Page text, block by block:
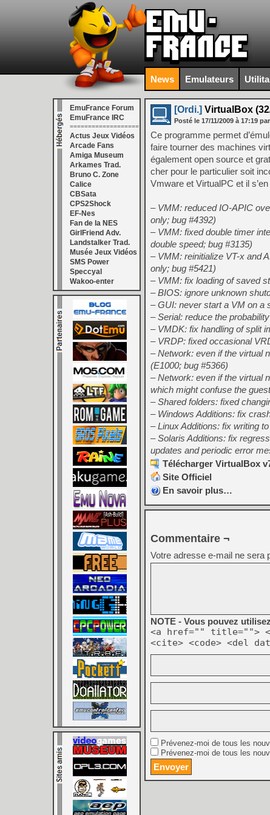
News Emulateurs
EmuFrance Forum
EmuFrance IRC
===================
Actus Jeux Vidéos
Arcade Fans
Amiga Museum
Arkames Trad.
Bruno C. Zone
Calice
CBSata
CPS2Shock
EF-Nes
Fan de la NES
GirlFriend Adv.
Landstalker Trad.
Musée Jeux Vidéos
SMS Power
Speccyal
Wakoo-enter
[Ordi.] VirtualBox
Posté le 17/11/2009 à 17:19
Ce programme permet
faire tourner des machines
également open source et
cher pour le particulier soit
Vmware et VirtualPC et il
– VMM: reduced IO-APIC
only; bug #4392)
– VMM: fixed double timer
double speed; bug #3135)
– VMM: reinitialize VT-x and
only; bug #5421)
– VMM: fix loading of saved
– BIOS: ignore unknown
– GUI: never start a VM on a
– Serial: reduce the
– VMDK: fix handling of split
– VRDP: fixed occasional
– Network: even if the virtual
(E1000; bug #5366)
– Network: even if the virtual
which might confuse the
– Shared folders: fixed
– Windows Additions: fix
– Linux Additions: fix writing
– Solaris Additions: fix
updates and periodic error
Télécharger VirtualBox
Site Officiel
En savoir plus…
Commentaire ¬
Votre adresse e-mail ne sera
NOTE - Vous pouvez
<a href="" title="">
<cite> <code> <del
Prévenez-moi de tous les
Prévenez-moi de tous les